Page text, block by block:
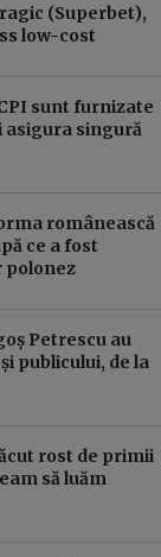
(Superbet),
low-cost
sunt furnizate
asigura singură
românească
ce a fost
polonez
Petrescu au
publicului, de la
rost de primii
să luăm